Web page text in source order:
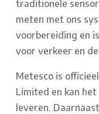
traditionele
meten met ons
voorbereiding en
voor verkeer en
Metesco is
Limited en kan het
leveren.